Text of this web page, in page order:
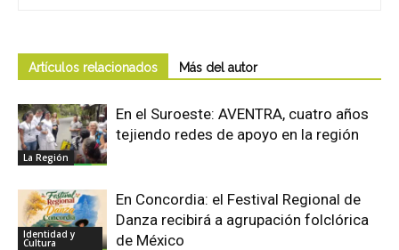
Artículos relacionados Más del autor
La Región
En el Suroeste: AVENTRA, cuatro años
tejiendo redes de apoyo en la región
Identidad y
Cultura
En Concordia: el Festival Regional de
Danza recibirá a agrupación folclórica
de México